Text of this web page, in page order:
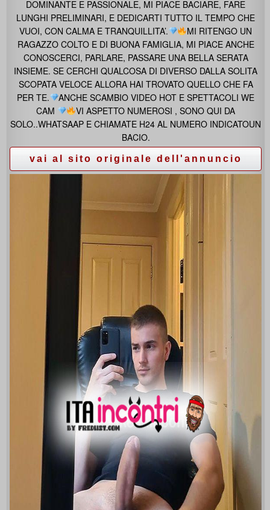
DOMINANTE E PASSIONALE, MI PIACE BACIARE, FARE
LUNGHI PRELIMINARI, E DEDICARTI TUTTO IL TEMPO CHE
VUOI, CON CALMA E TRANQUILLITA’.
MI RITENGO UN
RAGAZZO COLTO E DI BUONA FAMIGLIA, MI PIACE ANCHE
CONOSCERCI, PARLARE, PASSARE UNA BELLA SERATA
INSIEME. SE CERCHI QUALCOSA DI DIVERSO DALLA SOLITA
SCOPATA VELOCE ALLORA HAI TROVATO QUELLO CHE FA
PER TE.
ANCHE SCAMBIO VIDEO HOT E SPETTACOLI WE
CAM
VI ASPETTO NUMEROSI , SONO QUI DA
SOLO..WHATSAAP E CHIAMATE H24 AL NUMERO INDICATOUN
BACIO.